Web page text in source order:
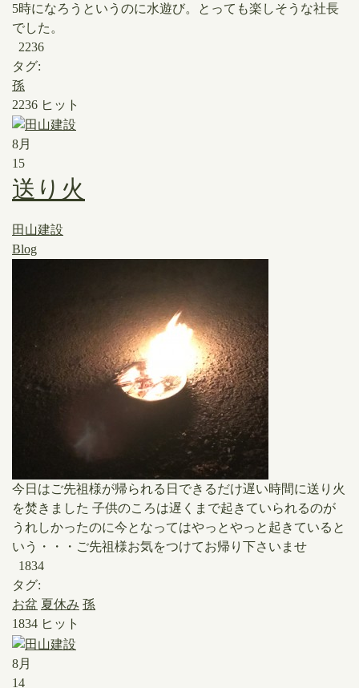
5時になろうというのに水遊び。とっても楽しそうな社長
でした。
2236
タグ:
孫
2236 ヒット
8月
15
送り火
田山建設
Blog
​今日はご先祖様が帰られる日できるだけ遅い時間に送り火
を焚きました ​子供のころは遅くまで起きていられるのが
うれしかったのに今となってはやっとやっと起きていると
いう・・・ご先祖様お気をつけてお帰り下さいませ
1834
タグ:
お盆 夏休み 孫
1834 ヒット
8月
14